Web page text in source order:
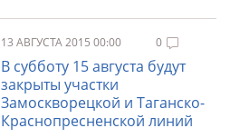
13 АВГУСТА 2015 00:00 0
В субботу 15 августа будут
закрыты участки
Замоскворецкой и Таганско-
Краснопресненской линий